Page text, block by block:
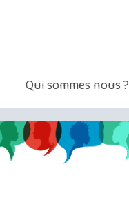
Qui sommes nous ?